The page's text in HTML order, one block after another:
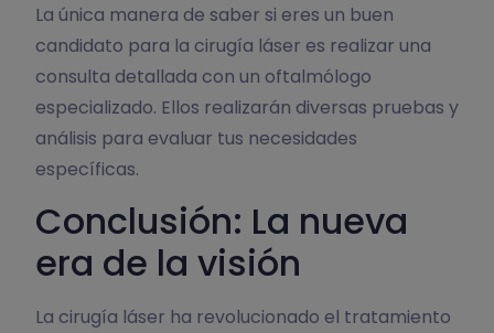
La única manera de saber si eres un buen
candidato para la cirugía láser es realizar una
consulta detallada con un oftalmólogo
especializado. Ellos realizarán diversas pruebas y
análisis para evaluar tus necesidades
específicas.
Conclusión: La nueva
era de la visión
La cirugía láser ha revolucionado el tratamiento